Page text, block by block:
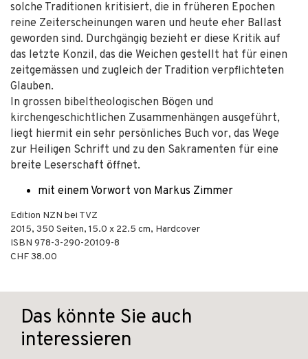
solche Traditionen kritisiert, die in früheren Epochen
reine Zeiterscheinungen waren und heute eher Ballast
geworden sind. Durchgängig bezieht er diese Kritik auf
das letzte Konzil, das die Weichen gestellt hat für einen
zeitgemässen und zugleich der Tradition verpflichteten
Glauben.
In grossen bibeltheologischen Bögen und
kirchengeschichtlichen Zusammenhängen ausgeführt,
liegt hiermit ein sehr persönliches Buch vor, das Wege
zur Heiligen Schrift und zu den Sakramenten für eine
breite Leserschaft öffnet.
mit einem Vorwort von Markus Zimmer
Edition NZN bei TVZ
2015, 350 Seiten, 15.0 x 22.5 cm, Hardcover
ISBN 978-3-290-20109-8
CHF 38.00
Das könnte Sie auch
interessieren